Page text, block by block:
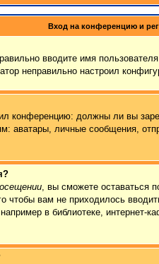
Вход на конференцию и
вводите имя
неправильно настроил
конференцию: должны ли вы
личные сообщения,
, вы сможете оставаться
чтобы вам не приходилось
в библиотеке, интернет-